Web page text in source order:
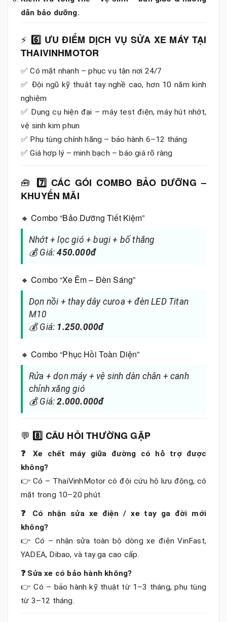
dẫn bảo dưỡng.
⚡ 6️⃣ ƯU ĐIỂM DỊCH VỤ SỬA XE MÁY TẠI
THAIVINHMOTOR
✅ Có mặt nhanh – phục vụ tận nơi 24/7
✅ Đội ngũ kỹ thuật tay nghề cao, hơn 10 năm kinh
nghiệm
✅ Dụng cụ hiện đại – máy test điện, máy hút nhớt,
vệ sinh kim phun
✅ Phụ tùng chính hãng – bảo hành 6–12 tháng
✅ Giá hợp lý – minh bạch – báo giá rõ ràng
🧰 7️⃣ CÁC GÓI COMBO BẢO DƯỠNG –
KHUYẾN MÃI
🔸 Combo “Bảo Dưỡng Tiết Kiệm”
Nhớt + lọc gió + bugi + bố thắng
💰 Giá:450.000đ
🔸 Combo “Xe Êm – Đèn Sáng”
Dọn nồi + thay dây curoa + đèn LED Titan
M10
💰 Giá: 1.250.000đ
🔸 Combo “Phục Hồi Toàn Diện”
Rửa + dọn máy + vệ sinh dàn chân + canh
chỉnh xăng gió
💰 Giá:2.000.000đ
💬 8️⃣ CÂU HỎI THƯỜNG GẶP
❓ Xe chết máy giữa đường có hỗ trợ được
không?
👉 Có – ThaiVinhMotor có đội cứu hộ lưu động, có
mặt trong 10–20 phút.
❓ Có nhận sửa xe điện / xe tay ga đời mới
không?
👉 Có – nhận sửa toàn bộ dòng xe điện VinFast,
YADEA, Dibao, và tay ga cao cấp.
❓ Sửa xe có bảo hành không?
👉 Có – bảo hành kỹ thuật từ 1–3 tháng, phụ tùng
từ 3–12 tháng.